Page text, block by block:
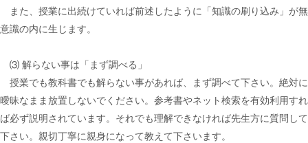
また、授業に出続けていれば前述したように「知識の刷り込み」が無
意識の内に生じます。
⑶ 解らない事は「まず調べる」
授業でも教科書でも解らない事があれば、まず調べて下さい。絶対に
曖昧なまま放置しないでください。参考書やネット検索を有効利用すれ
ば必ず説明されています。それでも理解できなければ先生方に質問して
下さい。親切丁寧に親身になって教えて下さいます。